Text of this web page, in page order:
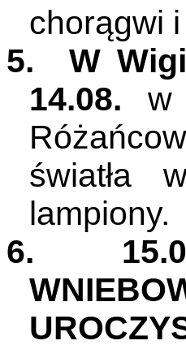
chorągwi
5.
W
14.08. w
światła
lampiony.
6.